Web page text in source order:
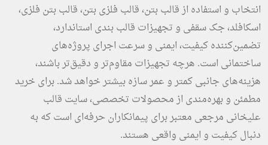
انتخاب و استفاده از قالب بتن، قالب فلزی بتن، قالب بتن فلزی،
اسکافلد، جک سقفی و تجهیزات قالب بندی استاندارد،
تضمین‌کننده کیفیت، ایمنی و سرعت اجرای پروژه‌های
ساختمانی است. هرچه تجهیزات مقاوم‌تر و دقیق‌تر باشند،
هزینه‌های جانبی کمتر و عمر سازه بیشتر خواهد شد. برای خرید
مطمئن و بهره‌مندی از محصولات تخصصی، سایت قالب
علیخانی مرجعی معتبر برای پیمانکاران حرفه‌ای است که به
دنبال کیفیت و ایمنی واقعی هستند.